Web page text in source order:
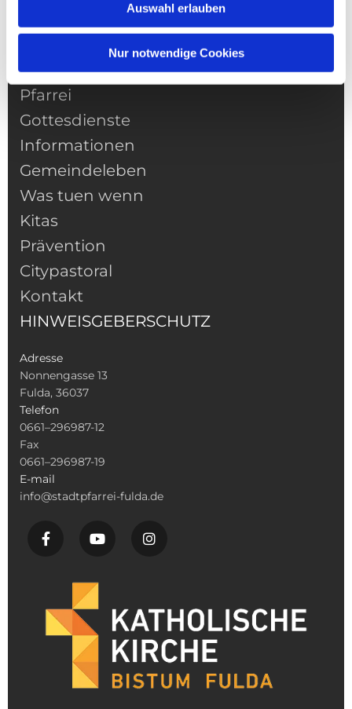
Auswahl erlauben
Nur notwendige Cookies
NAVIGATION
Pfarrei
Gottesdienste
Informationen
Gemeindeleben
Was tuen wenn
Kitas
Prävention
Citypastoral
Kontakt
HINWEISGEBERSCHUTZ
Adresse
Nonnengasse 13
Fulda, 36037
Telefon
0661–296987-12
Fax
0661–296987-19
E-mail
info@stadtpfarrei-fulda.de